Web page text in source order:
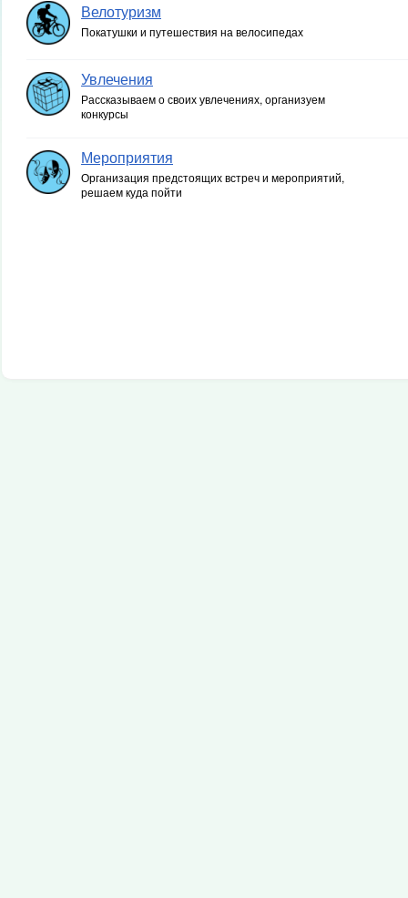
Велотуризм
Покатушки и путешествия на велосипедах
Увлечения
Рассказываем о своих увлечениях, организуем
конкурсы
Мероприятия
Организация предстоящих встреч и мероприятий,
решаем куда пойти